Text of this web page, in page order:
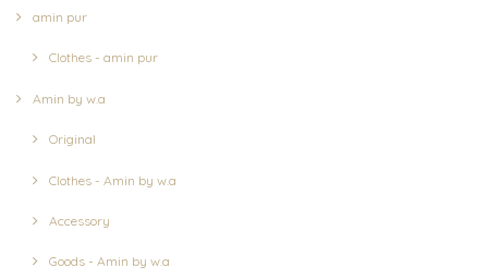
amin pur
Clothes - amin pur
Amin by w.a
Original
Clothes - Amin by w.a
Accessory
Goods - Amin by w.a